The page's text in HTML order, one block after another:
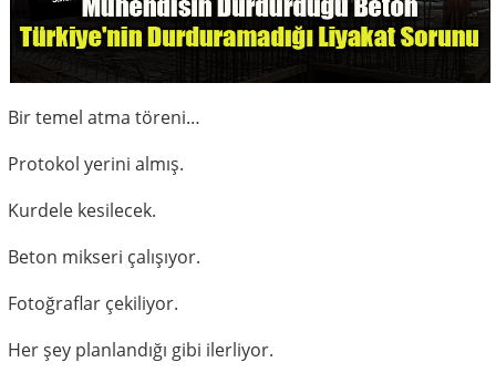
Bir temel atma töreni…
Protokol yerini almış.
Kurdele kesilecek.
Beton mikseri çalışıyor.
Fotoğraflar çekiliyor.
Her şey planlandığı gibi ilerliyor.